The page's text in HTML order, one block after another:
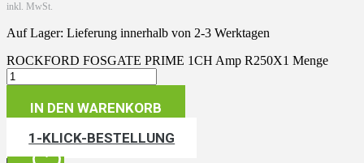
inkl. MwSt.
Auf Lager: Lieferung innerhalb von 2-3 Werktagen
ROCKFORD FOSGATE PRIME 1CH Amp R250X1 Menge
IN DEN WARENKORB
1-KLICK-BESTELLUNG